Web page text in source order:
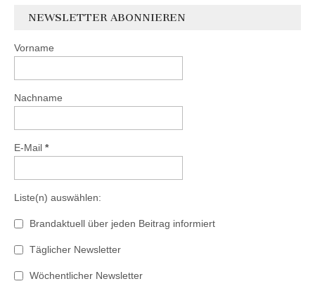
NEWSLETTER ABONNIEREN
Vorname
Nachname
E-Mail *
Liste(n) auswählen:
Brandaktuell über jeden Beitrag informiert
Täglicher Newsletter
Wöchentlicher Newsletter